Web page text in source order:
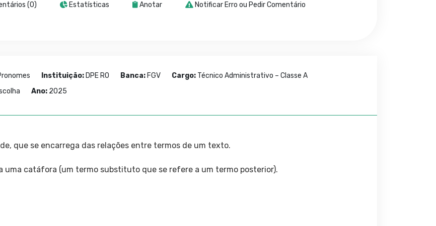
(0) Estatísticas Anotar Notificar Erro ou Pedir Comentário
Instituição: DPE RO Banca: FGV Cargo: Técnico Administrativo – Classe A
Ano: 2025
que se encarrega das relações entre termos de um texto.
uma catáfora (um termo substituto que se refere a um termo posterior).